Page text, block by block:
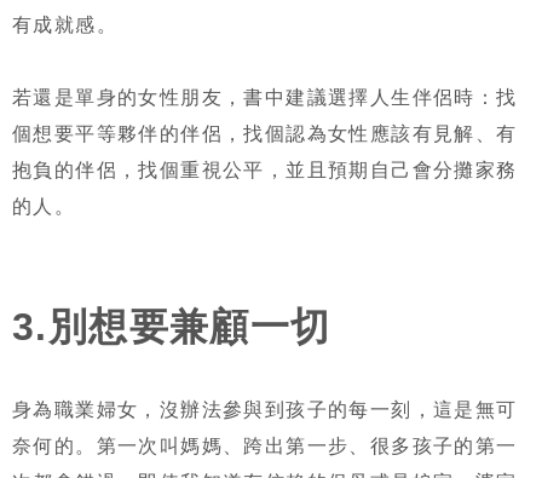
有成就感。
若還是單身的女性朋友，書中建議選擇人生伴侶時：找
個想要平等夥伴的伴侶，找個認為女性應該有見解、有
抱負的伴侶，找個重視公平，並且預期自己會分攤家務
的人。
3.別想要兼顧一切
身為職業婦女，沒辦法參與到孩子的每一刻，這是無可
奈何的。第一次叫媽媽、跨出第一步、很多孩子的第一